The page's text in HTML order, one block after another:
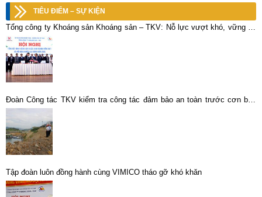
TIÊU ĐIỂM – SỰ KIỆN
Tổng công ty Khoáng sản Khoáng sản – TKV: Nỗ lực vượt khó, vững tin
bước vào năm 2022
Đoàn Công tác TKV kiểm tra công tác đảm bảo an toàn trước cơn bão
số 3 (Wipha)
Tập đoàn luôn đồng hành cùng VIMICO tháo gỡ khó khăn